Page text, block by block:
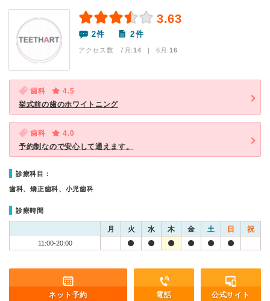
3.63
2件 2件
アクセス数 7月:14 | 6月:16
歯科
4.5
挙式前の歯のホワイトニング
歯科
4.0
予約制なので安心して通えます。
診療科目：
歯科、矯正歯科、小児歯科
診療時間
月 火 水 木 金 土 日 祝
11:00-20:00
ネット予約 電話 公式サイト